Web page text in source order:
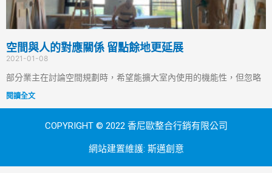
空間與人的對應關係 留點餘地更延展
2021-01-08
部分業主在討論空間規劃時，希望能擴大室內使用的機能性，但忽略
閱讀全文
COPYRIGHT © 2022 香尼歐整合行銷有限公司
網站建置維護: 斯邁創意